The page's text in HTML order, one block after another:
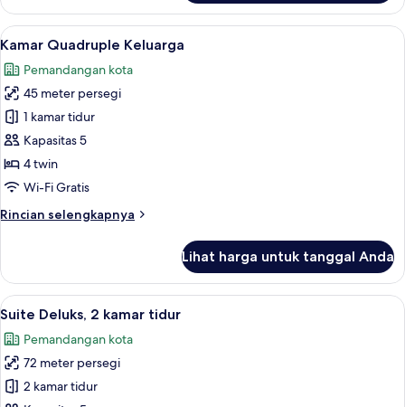
Kamar
Triple
Keluarga,
Tempat
Tidur
Twin
Lihat
semua
foto
untuk
Kamar
Quadruple
Keluarga
Kamar Quadruple Keluarga |
3
Kamar Quadruple Keluarga
Pemandangan kota
45 meter persegi
1 kamar tidur
Kapasitas 5
4 twin
Wi-Fi Gratis
Rincian selengkapnya
Rincian
Kamar
Quadruple
Keluarga
Lihat harga untuk tanggal Anda
Lihat
semua
foto
untuk
Suite
Suite Deluks, 2 kamar tidur | Area
5
Suite Deluks, 2 kamar tidur
Pemandangan kota
72 meter persegi
2 kamar tidur